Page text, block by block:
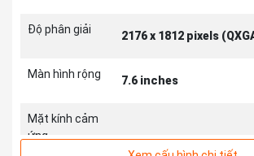
Độ phân giải 2176 x 1812 pixels
Màn hình rộng 7.6 inches
Mặt kính cảm
ứng